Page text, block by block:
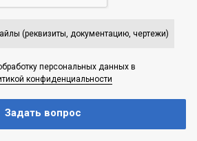
(реквизиты, документацию, чертежи)
персональных данных в
конфиденциальности